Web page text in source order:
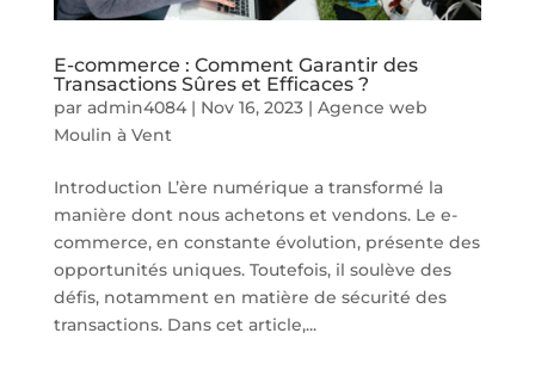
E-commerce : Comment Garantir des
Transactions Sûres et Efficaces ?
par admin4084| Nov 16, 2023| Agence web
Moulin à Vent
Introduction L’ère numérique a transformé la
manière dont nous achetons et vendons. Le e-
commerce, en constante évolution, présente des
opportunités uniques. Toutefois, il soulève des
défis, notamment en matière de sécurité des
transactions. Dans cet article,...